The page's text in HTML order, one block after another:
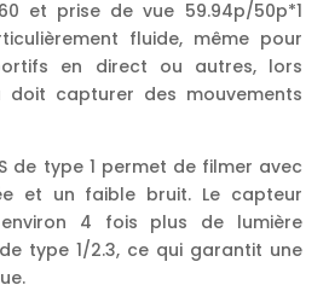
et prise de vue 59.94p/50p*1
fluide, même pour
en direct ou autres, lors
doit capturer des mouvements
de type 1 permet de filmer avec
et un faible bruit. Le capteur
4 fois plus de lumière
type 1/2.3, ce qui garantit une